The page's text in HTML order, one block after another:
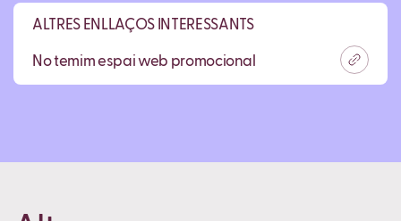
ALTRES ENLLAÇOS INTERESSANTS
No temim espai web promocional